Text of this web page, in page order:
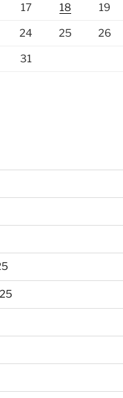
17 18 19
24 25 26
31